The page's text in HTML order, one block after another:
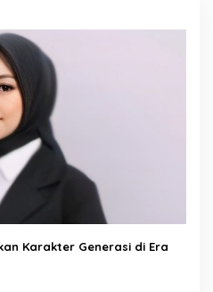
Karakter Generasi di Era